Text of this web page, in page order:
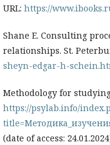
URL: https://
Shane E. Consulting
relationships. St.
sheyn-edgar-h-
Methodology for
https://psylab.info/
(date of access: